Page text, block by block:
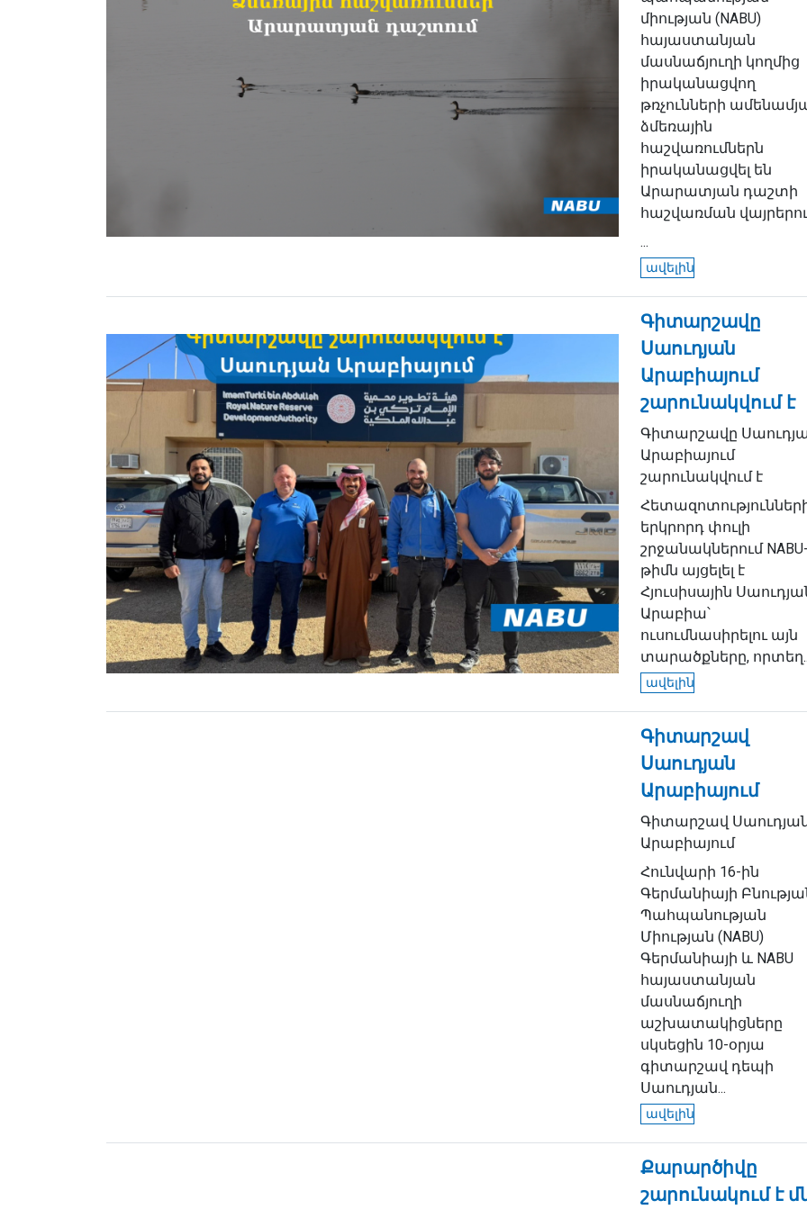
միության (NABU)
հայաստանյան
մասնաճյուղի կողմից
իրականացվող
թռչունների
ձմեռային
հաշվառումներն
իրականացվել են
Արարատյան դաշտի
հաշվառման
...
ավելին
Գիտարշավը
Սաուդյան
Արաբիայում
շարունակվում է
Գիտարշավը
Արաբիայում
շարունակվում է
երկրորդ փուլի
շրջանակներում
թիմն այցելել է
Հյուսիսային
Արաբիա՝
ուսումնասիրելու այն
տարածքները,
ավելին
Գիտարշավ
Սաուդյան
Արաբիայում
Գիտարշավ
Արաբիայում
Հունվարի 16-ին
Գերմանիայի
Պահպանության
Միության (NABU)
Գերմանիայի և NABU
հայաստանյան
մասնաճյուղի
աշխատակիցները
սկսեցին 10-օրյա
գիտարշավ դեպի
Սաուդյան...
ավելին
Քարարծիվը
շարունակում է